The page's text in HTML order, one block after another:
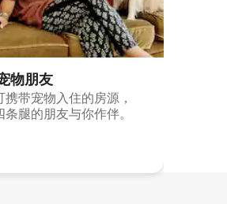
物朋友
携带宠物入住的房源，
条腿的朋友与你作伴。